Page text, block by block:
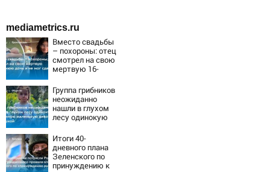
mediametrics.ru
Вместо свадьбы
– похороны: отец
смотрел на свою
мертвую 16-
мог сдержать
слезы
Группа грибников
неожиданно
нашли в глухом
лесу одинокую
маленькую
девочку с
игрушкой
Итоги 40-
дневного плана
Зеленского по
принуждению к